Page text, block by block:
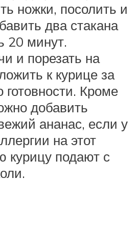
ножки, посолить и
два стакана
20 минут.
и порезать на
к курице за
Кроме
добавить
ананас, если у
на этот
курицу подают с